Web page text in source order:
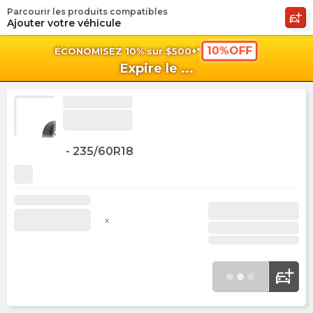
ÉCONOMISEZ 10% sur $500+* 10%OFF
Expire le ...
Parcourir les produits compatibles
Ajouter votre véhicule
- 235/60R18
x
shopping_cart